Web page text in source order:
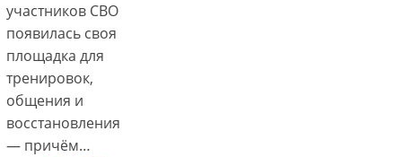
участников СВО
появилась своя
площадка для
тренировок,
общения и
восстановления
— причём…